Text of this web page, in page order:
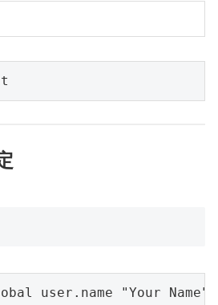
user.name "Your Name"